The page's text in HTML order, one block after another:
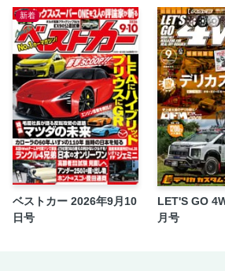
おれの街のバイク自慢
Try It!! 純正マフラーをカッコ良く加工
ワンストップのスペシャルショップが
クトリー
廃校になった校庭を有効活用 関東蜻蛉
3Dプリンターシリンダーを使ったス
場！
CBXオンリーMEETING in 城ヶ島
境界線 ──Border Line── 谷中乱歩
KAWASAKIマッハの魅力を伝える伝道
テイストでマッハ2台で参加したぞ！
新着
ベストカー 2026年9月10
日号
LET'S GO
月号